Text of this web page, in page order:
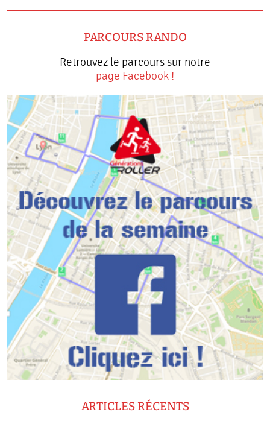
PARCOURS RANDO
Retrouvez le parcours sur notre
page Facebook !
ARTICLES RÉCENTS